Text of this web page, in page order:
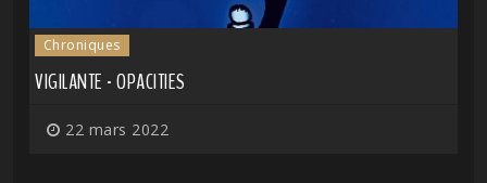
Chroniques
VIGILANTE - OPACITIES
22 mars 2022